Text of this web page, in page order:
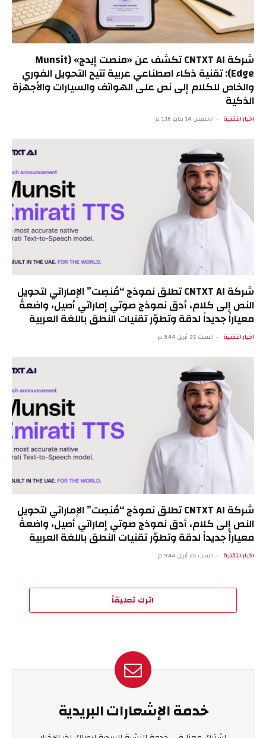
شركة CNTXT AI تكشف عن «منصت إيدج» (Munsit
Edge): تقنية ذكاء اصطناعي عربية تتيح التحويل الفوري
والخاص للكلام إلى نص على الهواتف والسيارات والأجهزة
الذكية
اخبار التقنية الخميس 14 مايو 1:16 م
شركة CNTXT AI تطلق نموذج “مُنصِت” الإماراتي لتحويل
النص إلى كلام، أدق نموذج صوتي إماراتي أصيل، واضعةً
معياراً جديداً لدقة وتطوّر تقنيات النطق باللغة العربية
اخبار التقنية السبت 25 أبريل 9:44 م
شركة CNTXT AI تطلق نموذج “مُنصِت” الإماراتي لتحويل
النص إلى كلام، أدق نموذج صوتي إماراتي أصيل، واضعةً
معياراً جديداً لدقة وتطوّر تقنيات النطق باللغة العربية
اخبار التقنية السبت 25 أبريل 9:44 م
اترك تعليقاً
خدمة الإشعارات البريدية